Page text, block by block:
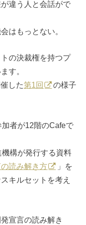
違う人と会話がで
はもっとない。
の決裁権を持つプ
す。
した第1回
の様子
者が12階のCafeで
構が発行する資料
読み解き方
」を
キルセットを考え
宣言の読み解き